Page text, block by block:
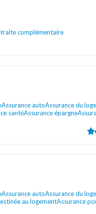
complémentaire
Assurance autoAssurance du
santéAssurance épargne
Assurance autoAssurance du
au logementAssurance